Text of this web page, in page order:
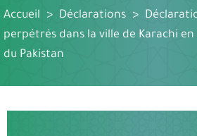
Accueil > Déclarations >
perpétrés dans la ville de Karachi
du Pakistan